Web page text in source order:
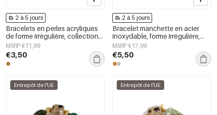
2 à 5 jours
Bracelets en perles acryliques
de forme irrégulière, collection
Simple Daily Simple, bijoux pour
femmes
MSRP €11,99
€3,50
2 à 5 jours
Bracelet manchette en acier
inoxydable, forme irrégulière,
collection Simple Daily Simple,
bijoux pour femmes
MSRP €17,99
€5,50
Entrepôt de l'UE Entrepôt de l'UE